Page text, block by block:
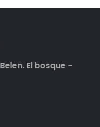
El bosque -